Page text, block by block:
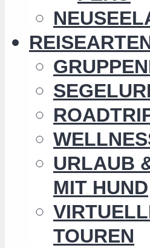
URLAUB
MIT HUND
TOUREN